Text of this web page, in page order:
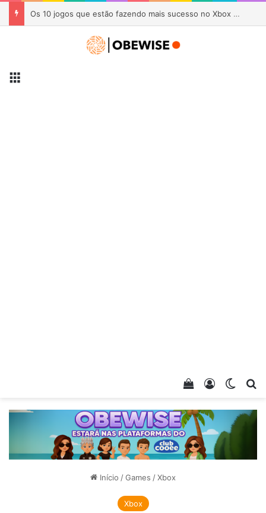
AYANEO KONKR Pocket Advance é lançado por US$ 89 com visual inspirado no Game Boy Advance
Entrar
Veja seu
Início /Games /Xbox
Xbox